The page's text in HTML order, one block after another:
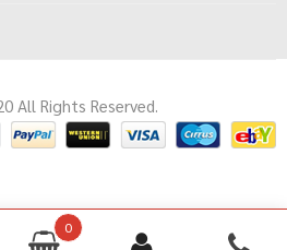
0
All Rights Reserved.